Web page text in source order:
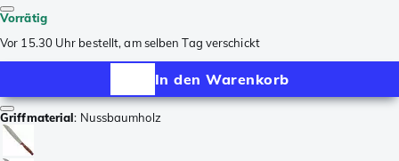
Vorrätig
Vor 15.30 Uhr bestellt, am selben Tag verschickt
In den Warenkorb
Griffmaterial: Nussbaumholz